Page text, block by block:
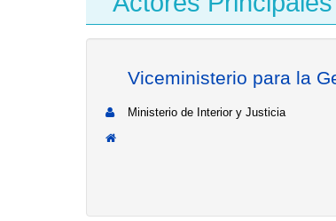
Viceministerio para la
Ministerio de Interior y Justicia